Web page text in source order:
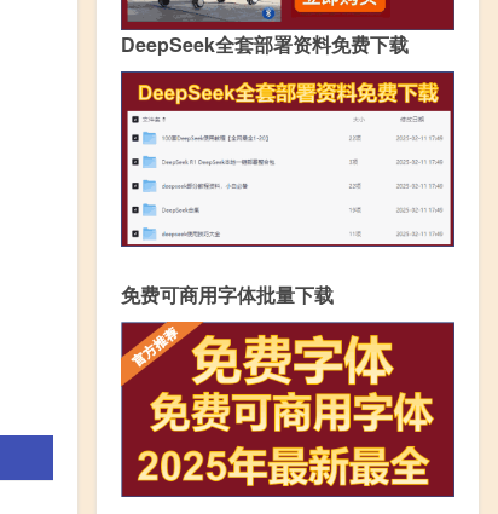
DeepSeek全套部署资料免费下载
免费可商用字体批量下载